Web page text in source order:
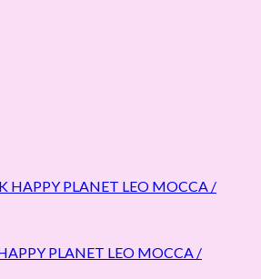
PLANET LEO MOCCA /